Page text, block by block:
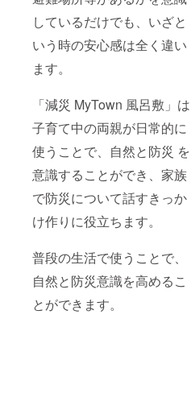
しているだけでも、いざと
いう時の安心感は全く違い
ます。
「減災 MyTown 風呂敷」は
子育て中の両親が日常的に
使うことで、自然と防災 を
意識することができ、家族
で防災について話すきっか
け作りに役立ちます。
普段の生活で使うことで、
自然と防災意識を高めるこ
とができます。